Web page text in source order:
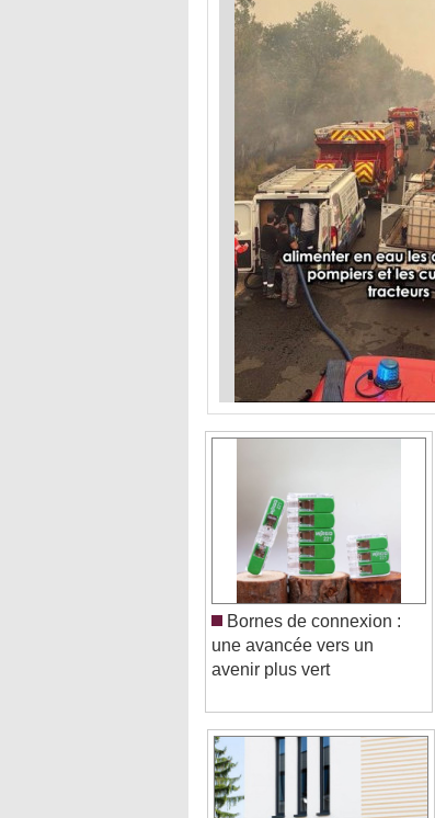
Bornes de connexion :
une avancée vers un
avenir plus vert